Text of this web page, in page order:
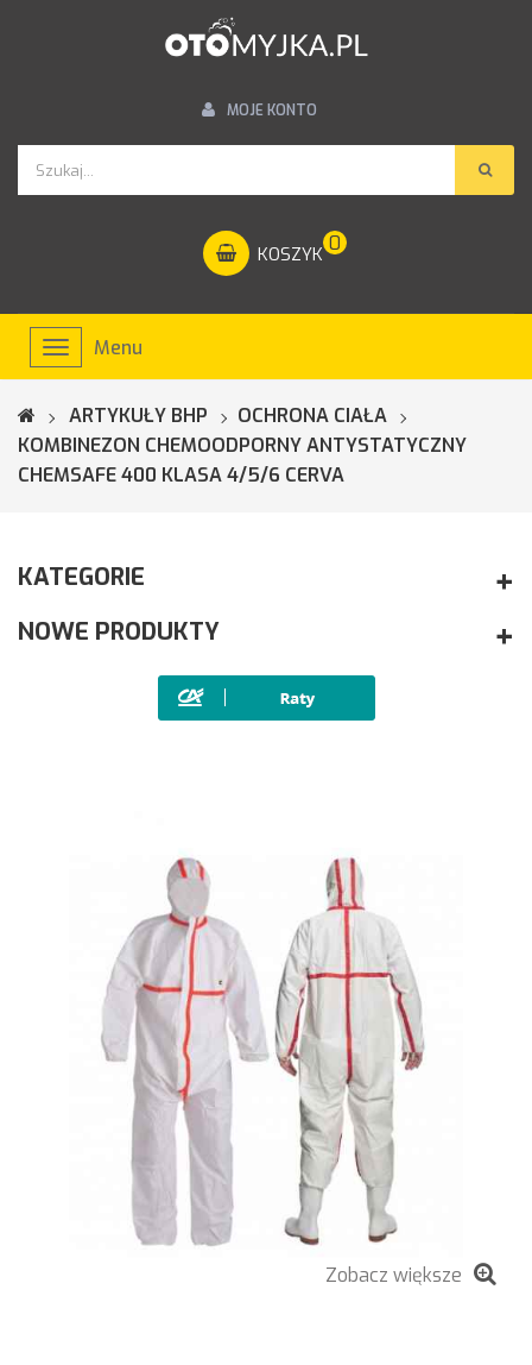
MOJE KONTO
KOSZYK 0
Toggle
navigation
Menu
ARTYKUŁY BHP
OCHRONA CIAŁA
KOMBINEZON CHEMOODPORNY ANTYSTATYCZNY
CHEMSAFE 400 KLASA 4/5/6 CERVA
KATEGORIE
NOWE PRODUKTY
Zobacz większe